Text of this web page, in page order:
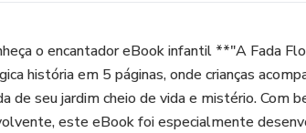
o encantador eBook infantil **"A Fada
história em 5 páginas, onde crianças
de seu jardim cheio de vida e mistério. Com
este eBook foi especialmente